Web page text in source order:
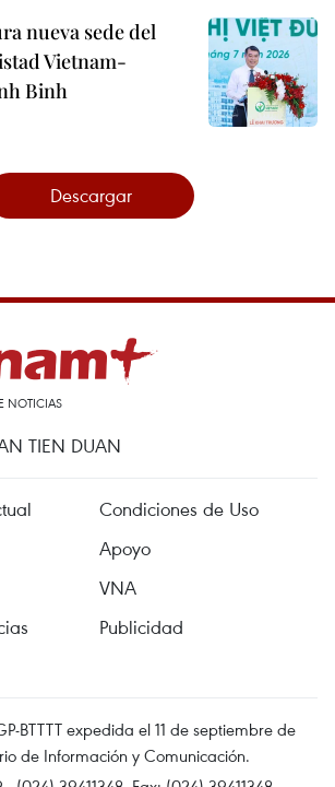
nueva sede del
Vietnam-
Binh
Descargar
NOTICIAS
TIEN DUAN
Condiciones de Uso
Apoyo
VNA
Publicidad
BTTTT expedida el 11 de septiembre de
de Información y Comunicación.